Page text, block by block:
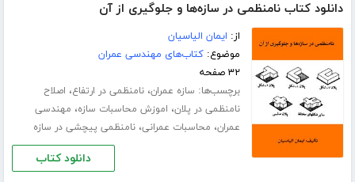
دانلود کتاب نامنظمی در سازه‌ها و جلوگیری از آن
از: ایمان الیاسیان
موضوع:کتاب‌های مهندسی عمران
۳۲ صفحه
برچسب‌ها: سازه عمران،نامنظمی در ارتفاع، اصلاح
نامنظمی در پلان، اموزش محاسبات سازه، مهندسی
عمران، محاسبات عمرانی،نامنظمی پیچشی در سازه
دانلود کتاب